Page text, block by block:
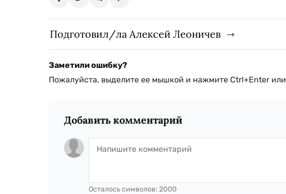
Подготовил/ла Алексей Леоничев
Заметили ошибку?
Пожалуйста, выделите ее мышкой и нажмите Ctrl+Enter или
Добавить комментарий
Осталось символов: 2000